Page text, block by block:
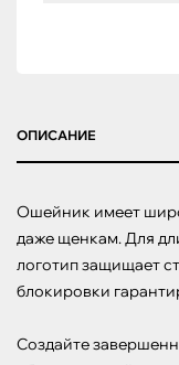
ОПИСАНИЕ
Ошейник имеет
даже щенкам. Для
логотип защищает
блокировки
Создайте